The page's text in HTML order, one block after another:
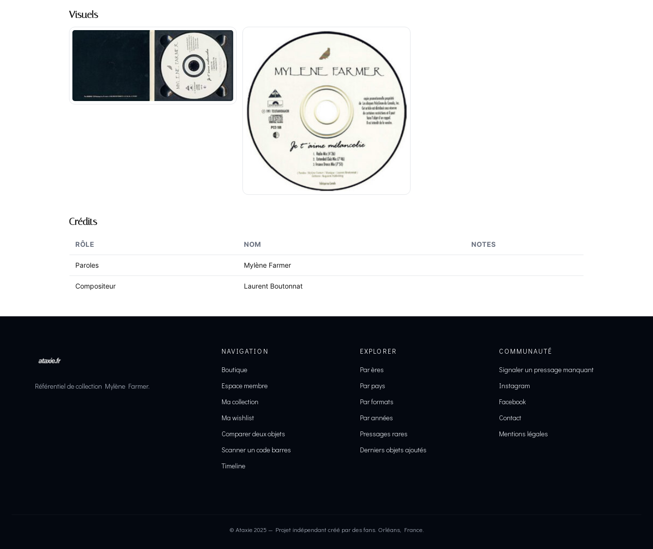
Visuels
Crédits
RÔLE NOM NOTES
Paroles Mylène Farmer
Compositeur Laurent Boutonnat
Référentiel de collection Mylène Farmer.
NAVIGATION
Boutique
Espace membre
Ma collection
Ma wishlist
Comparer deux objets
Scanner un code barres
Timeline
EXPLORER
Par ères
Par pays
Par formats
Par années
Pressages rares
Derniers objets ajoutés
COMMUNAUTÉ
Signaler un pressage manquant
Instagram
Facebook
Contact
Mentions légales
© Ataxie 2025 — Projet indépendant créé par des fans. Orléans, France.